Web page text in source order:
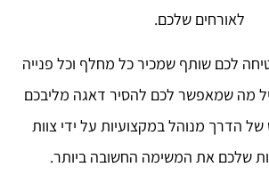
לאורחים שלכם.
לכם שותף שמכיר כל מחלף וכל פנייה
מה שמאפשר לכם להסיר דאגה מליבכם
הדרך מנוהל במקצועיות על ידי צוות
שלכם את המשימה החשובה ביותר.